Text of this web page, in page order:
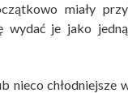
miały
wydać je jako
nieco chłodniejsze